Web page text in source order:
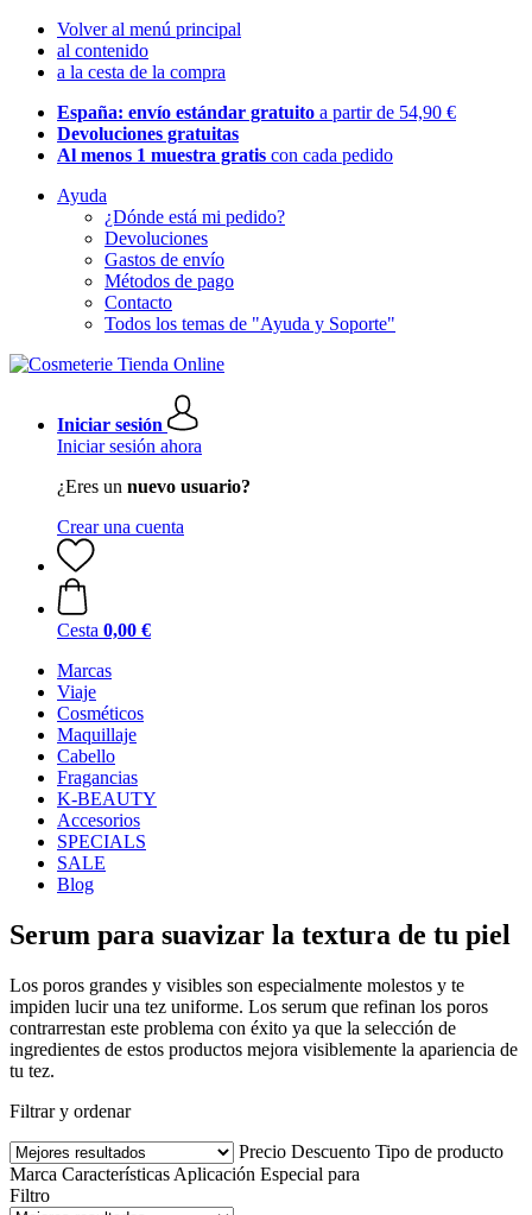
Volver al menú principal
al contenido
a la cesta de la compra
España: envío estándar gratuito a partir de 54,90 €
Devoluciones gratuitas
Al menos 1 muestra gratis con cada pedido
Ayuda
¿Dónde está mi pedido?
Devoluciones
Gastos de envío
Métodos de pago
Contacto
Todos los temas de "Ayuda y Soporte"
Iniciar sesión
Iniciar sesión ahora
¿Eres un nuevo usuario?
Crear una cuenta
Cesta 0,00 €
Marcas
Viaje
Cosméticos
Maquillaje
Cabello
Fragancias
K-BEAUTY
Accesorios
SPECIALS
SALE
Blog
Serum para suavizar la textura de tu piel
Los poros grandes y visibles son especialmente molestos y te
impiden lucir una tez uniforme. Los serum que refinan los poros
contrarrestan este problema con éxito ya que la selección de
ingredientes de estos productos mejora visiblemente la apariencia de
tu tez.
Filtrar y ordenar
Precio Descuento Tipo de producto
Marca Características Aplicación Especial para
Filtro